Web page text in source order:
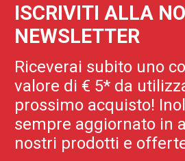
ISCRIVITI ALLA
NEWSLETTER
Riceverai subito uno
valore di € 5* da
prossimo acquisto!
sempre aggiornato in
nostri prodotti e